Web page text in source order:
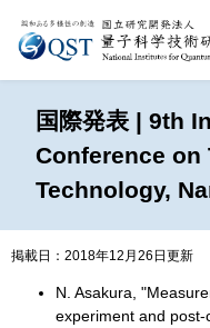
国際発表 | 9th
Conference on
Technology,
掲載日：2018年12月26日更新
N. Asakura,
experiment and